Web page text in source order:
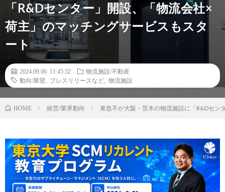
「R&Dセンター」開設、「物流会社×
荷主」のマッチングサービスもスタ
ート
2024.09.06 11:45:32
物流施設/不動産
動向/展望
プレスリリースなど 物流施設
HOME 経営/業界動向 東急不が大阪・茨木の物流施設に「R&Dセン